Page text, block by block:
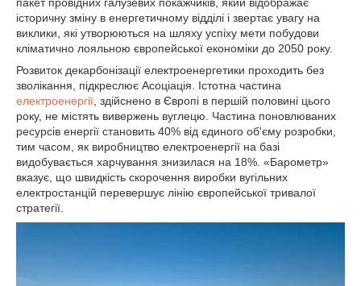
історичну зміну в енергетичному відділі і звертає увагу на
виклики, які утворюються на шляху успіху мети побудови
кліматично лояльною європейської економіки до 2050 року.
Розвиток декарбонізації електроенергетики проходить без
зволікання, підкреслює Асоціація. Істотна частина
електроенергії , здійснено в Європі в першій половині цього
року, не містять вивержень вуглецю. Частина поновлюваних
ресурсів енергії становить 40% від єдиного об'єму розробки,
тим часом, як виробництво електроенергії на базі
видобувається харчування знизилася на 18%. «Барометр»
вказує, що швидкість скорочення виробки вугільних
електростанцій перевершує лінію європейської тривалої
стратегії.